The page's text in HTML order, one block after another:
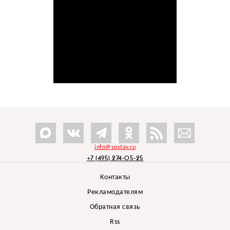
info@sostav.ru
+7 (495) 274-05-25
Контакты
Рекламодателям
Обратная связь
Rss